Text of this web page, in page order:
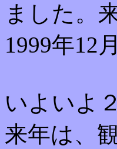
ました。
1999年12
いよいよ
来年は、